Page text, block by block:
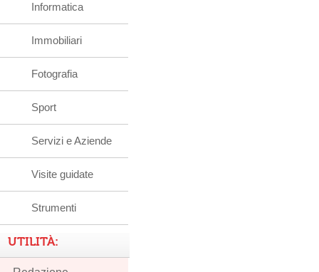
Informatica
Immobiliari
Fotografia
Sport
Servizi e Aziende
Visite guidate
Strumenti
UTILITÀ: